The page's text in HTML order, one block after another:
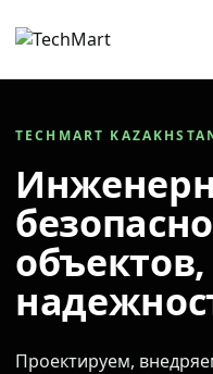
TECHMART
объектов,
Проектируем,